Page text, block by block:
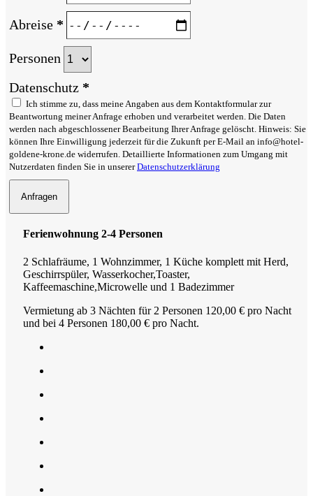
Abreise *
Personen
Datenschutz *
Ich stimme zu, dass meine Angaben aus dem Kontaktformular zur
Beantwortung meiner Anfrage erhoben und verarbeitet werden. Die Daten
werden nach abgeschlossener Bearbeitung Ihrer Anfrage gelöscht. Hinweis: Sie
können Ihre Einwilligung jederzeit für die Zukunft per E-Mail an info@hotel-
goldene-krone.de widerrufen. Detaillierte Informationen zum Umgang mit
Nutzerdaten finden Sie in unsererDatenschutzerklärung
Anfragen
Ferienwohnung 2-4 Personen
2 Schlafräume, 1 Wohnzimmer, 1 Küche komplett mit Herd,
Geschirrspüler, Wasserkocher,Toaster,
Kaffeemaschine,Microwelle und 1 Badezimmer
Vermietung ab 3 Nächten für 2 Personen 120,00 € pro Nacht
und bei 4 Personen 180,00 € pro Nacht.